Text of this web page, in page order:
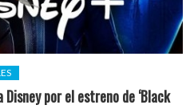
por el estreno de ‘Black